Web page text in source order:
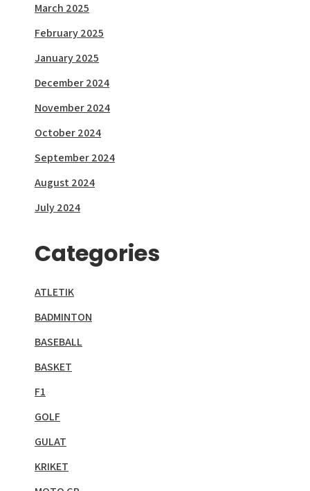
March 2025
February 2025
January 2025
December 2024
November 2024
October 2024
September 2024
August 2024
July 2024
Categories
ATLETIK
BADMINTON
BASEBALL
BASKET
F1
GOLF
GULAT
KRIKET